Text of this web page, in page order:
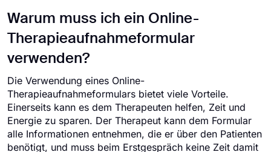
Warum muss ich ein Online-
Therapieaufnahmeformular
verwenden?
Die Verwendung eines Online-
Therapieaufnahmeformulars bietet viele Vorteile.
Einerseits kann es dem Therapeuten helfen, Zeit und
Energie zu sparen. Der Therapeut kann dem Formular
alle Informationen entnehmen, die er über den Patienten
benötigt, und muss beim Erstgespräch keine Zeit damit